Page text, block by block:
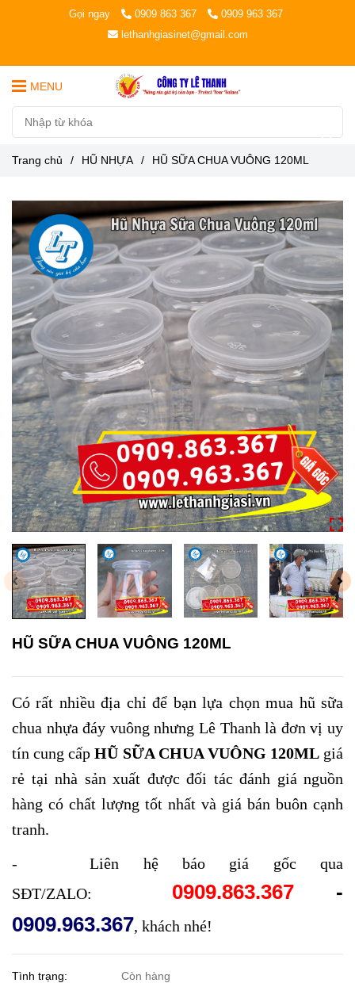
Gọi ngay 0909 863 367
0909 963 367
lethanhgiasinet@gmail.com
MENU
Trang chủ / HŨ NHỰA / HŨ SỮA CHUA VUÔNG 120ML
HŨ SỮA CHUA VUÔNG 120ML
Có rất nhiều địa chỉ để bạn lựa chọn mua hũ sữa
chua nhựa đáy vuông nhưng Lê Thanh là đơn vị uy
tín cung cấp HŨ SỮA CHUA VUÔNG 120MLgiá
rẻ tại nhà sản xuất được đối tác đánh giá nguồn
hàng có chất lượng tốt nhất và giá bán buôn cạnh
tranh.
- Liên hệ báo giá gốc qua
SĐT/ZALO: 0909.863.367 -
0909.963.367, khách nhé!
Tình trạng: Còn hàng